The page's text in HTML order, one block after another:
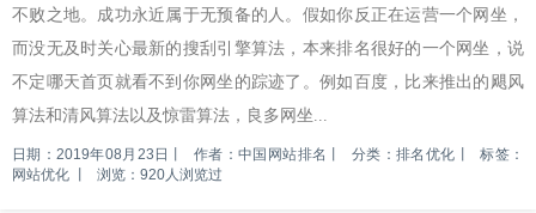
不败之地。成功永近属于无预备的人。假如你反正在运营一个网坐，
而没无及时关心最新的搜刮引擎算法，本来排名很好的一个网坐，说
不定哪天首页就看不到你网坐的踪迹了。例如百度，比来推出的飓风
算法和清风算法以及惊雷算法，良多网坐...
日期：2019年08月23日 作者：中国网站排名 分类：排名优化
标签：
网站优化
浏览：920人浏览过